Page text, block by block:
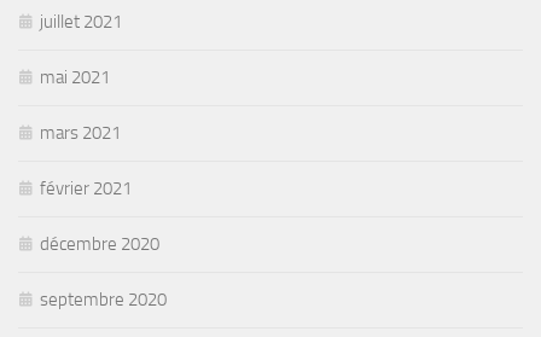
juillet 2021
mai 2021
mars 2021
février 2021
décembre 2020
septembre 2020